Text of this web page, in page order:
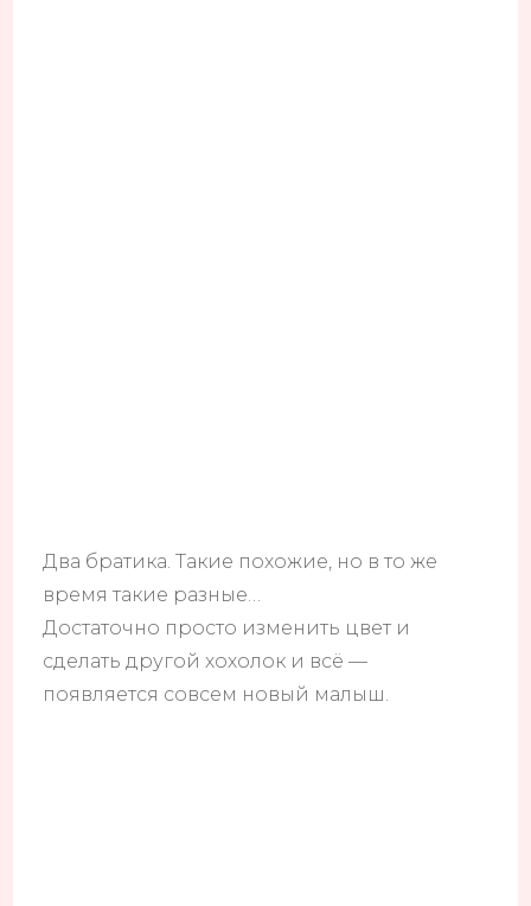
Два братика. Такие похожие, но в то же
время такие разные…
Достаточно просто изменить цвет и
сделать другой хохолок и всё —
появляется совсем новый малыш.